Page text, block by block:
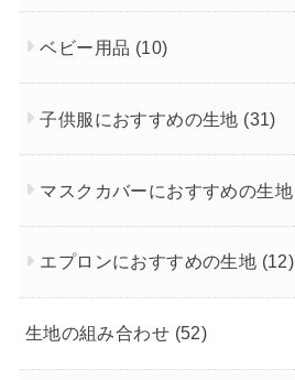
ベビー用品 (10)
子供服におすすめの生地 (31)
マスクカバーにおすすめの生地
エプロンにおすすめの生地 (12)
生地の組み合わせ (52)